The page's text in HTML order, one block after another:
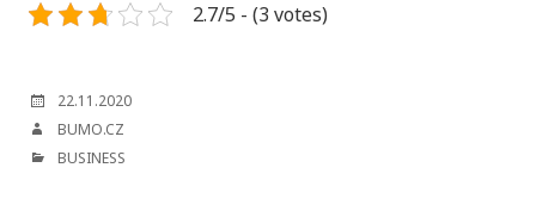
2.7/5 - (3 votes)
POSTED
22.11.2020
AUTHOR
BUMO.CZ
CATEGORIES
BUSINESS